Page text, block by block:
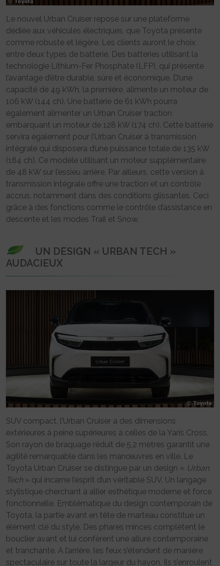
Le nouvel Urban Cruiser repose sur une plateforme
dédiée aux véhicules électriques, que Toyota présente
comme robuste et légère. Les clients auront le choix
entre deux types de batterie. Des batteries utilisant la
technologie Lithium-Fer Phosphate (LFP), qui présente
l’avantage d’être durable, sûre et économique. D’une
capacité de 49 kWh, la première, alimente un moteur de
106 kW (144 ch). Une batterie de 61 kWh pourra
également alimenter un Urban Cruiser traction
embarquant un moteur de 128 kW (174 ch). Cette batterie
servira également pour l’Urban Cruiser à transmission
intégrale qui disposera d’une puissance totale de 135 kW
(184 ch). Ce modèle utilisant un moteur supplémentaire
de 48 kW sur l’essieu arrière. Par ailleurs, cette version à
transmission intégrale offre une traction et un contrôle
accrus, notamment dans des conditions glissantes. Ceci
grâce à des fonctions comme le contrôle d’assistance en
descente et les modes Trail et Snow.
UN DESIGN « URBAN TECH »
AUDACIEUX
SUV compact, l’Urban Cruiser a des dimensions
extérieures à peine supérieures à celles de la Yaris Cross.
Son rayon de braquage réduit de 5,2 mètres garantit une
agilité remarquable dans les manœuvres en ville. Le
Toyota Urban Cruiser se distingue par un design « Urban
Tech» qui incarne l’esprit d’un véritable SUV. Un langage
stylistique cherchant à allier esthétique moderne et force
fonctionnelle. Emblématique du design contemporain de
Toyota, la partie avant en tête de marteau constitue un
élément clé du style. Des phares minces complètent le
bouclier avant et lui confèrent une allure contemporaine
et tranchante. A l’arrière, les feux s’étendent de manière
spectaculaire sur toute la largeur du hayon. Ils s’enroulent